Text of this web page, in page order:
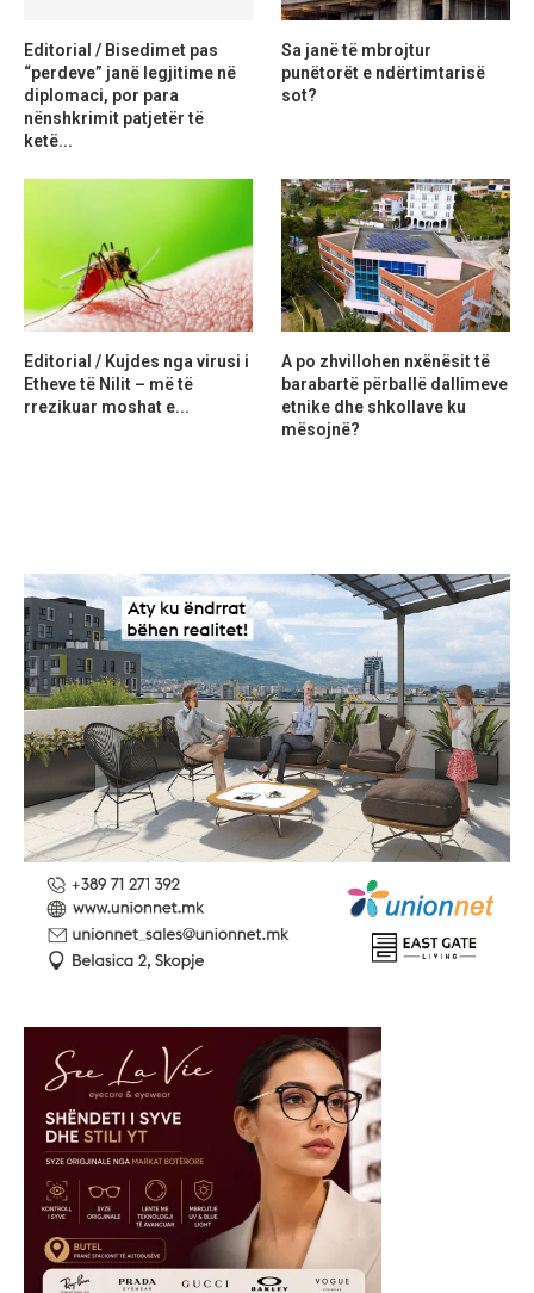
Editorial / Bisedimet pas
“perdeve” janë legjitime në
diplomaci, por para
nënshkrimit patjetër të
ketë...
Sa janë të mbrojtur
punëtorët e ndërtimtarisë
sot?
Editorial / Kujdes nga virusi i
Etheve të Nilit – më të
rrezikuar moshat e...
A po zhvillohen nxënësit të
barabartë përballë dallimeve
etnike dhe shkollave ku
mësojnë?